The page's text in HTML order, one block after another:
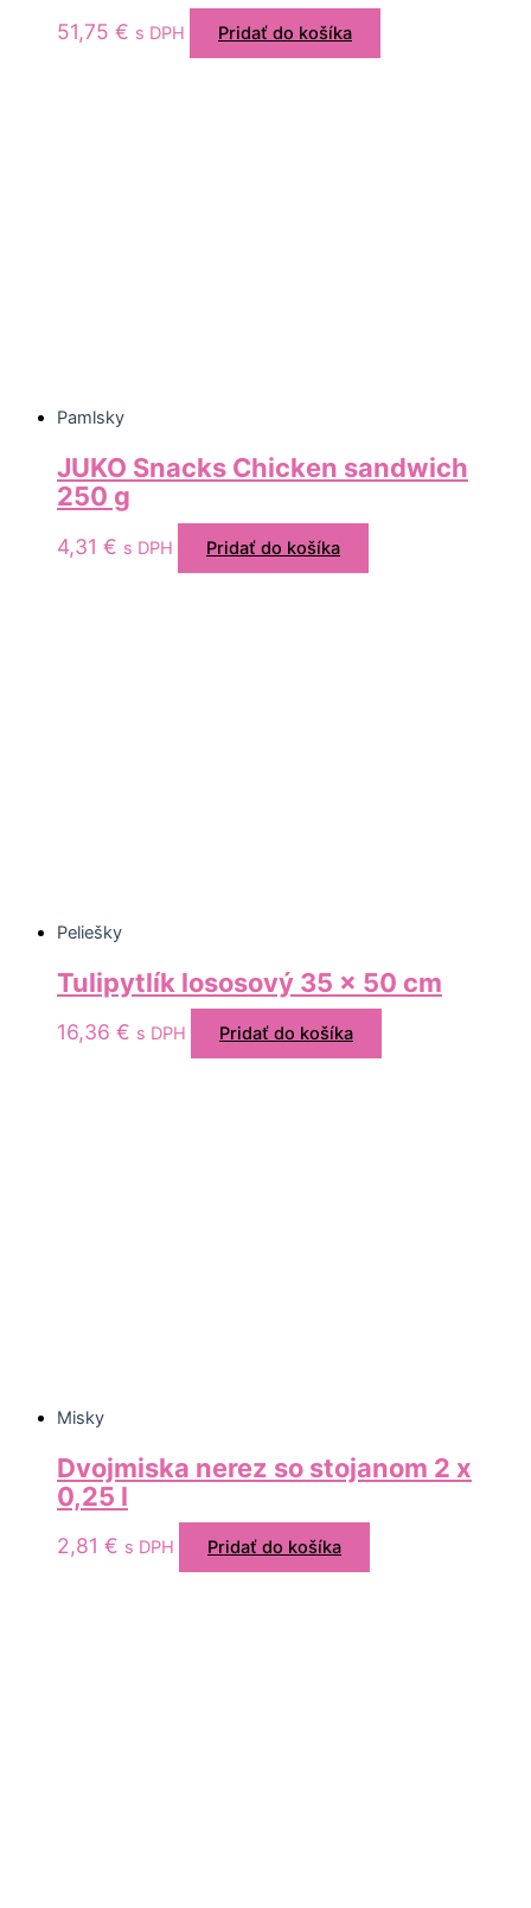
51,75 € s DPH Pridať do košíka
Pamlsky
JUKO Snacks Chicken sandwich
250 g
4,31 € s DPH Pridať do košíka
Peliešky
Tulipytlík lososový 35 x 50 cm
16,36 € s DPH Pridať do košíka
Misky
Dvojmiska nerez so stojanom 2 x
0,25 l
2,81 € s DPH Pridať do košíka